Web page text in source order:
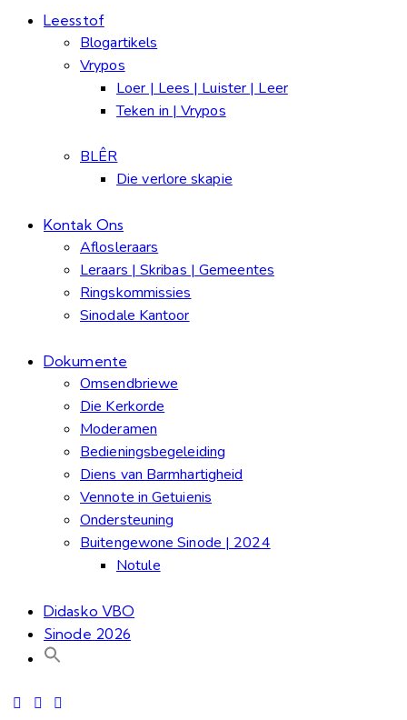
Leesstof
Blogartikels
Vrypos
Loer | Lees | Luister | Leer
Teken in | Vrypos
BLÊR
Die verlore skapie
Kontak Ons
Aflosleraars
Leraars | Skribas | Gemeentes
Ringskommissies
Sinodale Kantoor
Dokumente
Omsendbriewe
Die Kerkorde
Moderamen
Bedieningsbegeleiding
Diens van Barmhartigheid
Vennote in Getuienis
Ondersteuning
Buitengewone Sinode | 2024
Notule
Didasko VBO
Sinode 2026